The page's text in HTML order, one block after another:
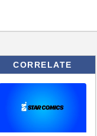
CORRELATE